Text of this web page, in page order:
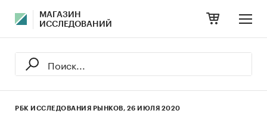
МАГАЗИН
ИССЛЕДОВАНИЙ
РБК ИССЛЕДОВАНИЯ РЫНКОВ, 26 ИЮЛЯ 2020